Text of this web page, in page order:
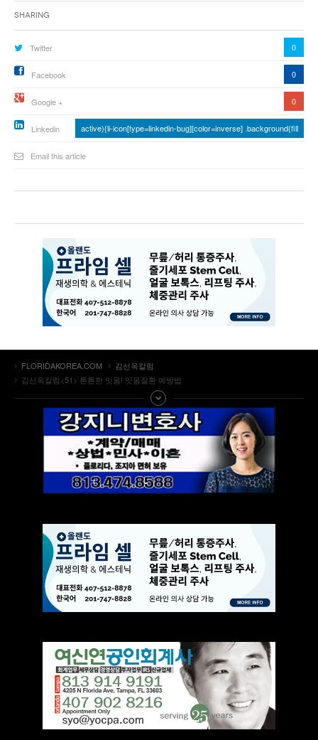
Sharing
Twitter 0
Facebook 0
Google + 0
Linkedin active){li-icon[type=linkedin-bug][color=inverse] .background{fill
Email this article
FLORIDAKOREA.COM
김선옥칼럼
김선옥칼럼<51> 튼튼한 잇몸! 잇몸질환 예방법